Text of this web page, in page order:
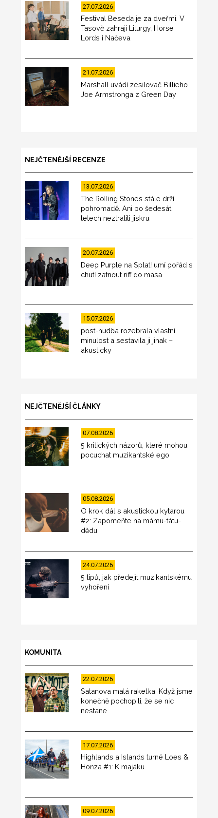
27.07.2026
Festival Beseda je za dveřmi. V
Tasově zahrají Liturgy, Horse
Lords i Načeva
21.07.2026
Marshall uvádí zesilovač Billieho
Joe Armstronga z Green Day
NEJČTENĚJŠÍ RECENZE
13.07.2026
The Rolling Stones stále drží
pohromadě. Ani po šedesáti
letech neztratili jiskru
20.07.2026
Deep Purple na Splat! umí pořád s
chutí zatnout riff do masa
15.07.2026
post-hudba rozebrala vlastní
minulost a sestavila ji jinak –
akusticky
NEJČTENĚJŠÍ ČLÁNKY
07.08.2026
5 kritických názorů, které mohou
pocuchat muzikantské ego
05.08.2026
O krok dál s akustickou kytarou
#2: Zapomeňte na mámu-tátu-
dědu
24.07.2026
5 tipů, jak předejít muzikantskému
vyhoření
KOMUNITA
22.07.2026
Satanova malá raketka: Když jsme
konečně pochopili, že se nic
nestane
17.07.2026
Highlands a Islands turné Loes &
Honza #1: K majáku
09.07.2026